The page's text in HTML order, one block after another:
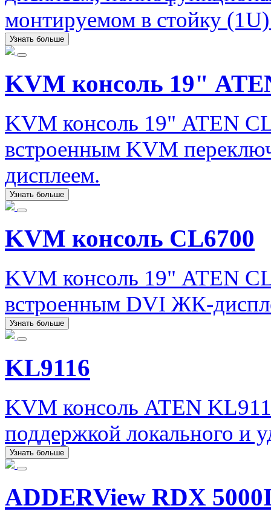
монтируемом в стойку
Узнать больше
KVM консоль 19"
KVM консоль 19" ATEN
встроенным KVM
дисплеем.
Узнать больше
KVM консоль CL6700
KVM консоль 19" ATEN
встроенным DVI ЖК-
Узнать больше
KL9116
KVM консоль ATEN
поддержкой локального и
Узнать больше
ADDERView RDX